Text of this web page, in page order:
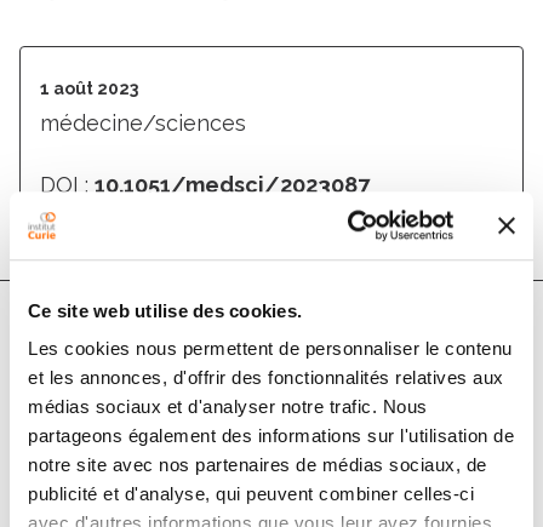
Ce site web utilise des cookies.
Les cookies nous permettent de personnaliser le contenu
et les annonces, d'offrir des fonctionnalités relatives aux
médias sociaux et d'analyser notre trafic. Nous
partageons également des informations sur l'utilisation de
notre site avec nos partenaires de médias sociaux, de
publicité et d'analyse, qui peuvent combiner celles-ci
1 août 2023
médecine/sciences
DOI : 10.1051/medsci/2023087
Auteurs
Morgane Mabire, Hélène Gilgenkrantz, Sophie
Lotersztajn